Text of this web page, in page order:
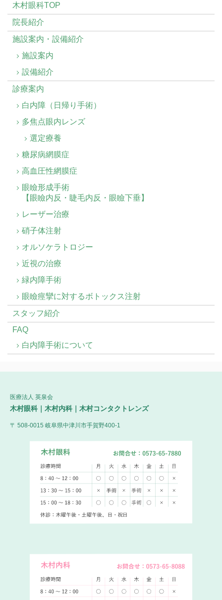
木村眼科TOP
院長紹介
施設案内・設備紹介
施設案内
設備紹介
診療案内
白内障（日帰り手術）
多焦点眼内レンズ
選定療養
糖尿病網膜症
高血圧性網膜症
眼瞼形成手術
【眼瞼内反・睫毛内反・眼瞼下垂】
レーザー治療
硝子体注射
オルソケラトロジー
近視の治療
緑内障手術
眼瞼痙攣に対するボトックス注射
スタッフ紹介
FAQ
白内障手術について
医療法人 英泉会
木村眼科｜木村内科｜木村コンタクトレンズ
〒 508-0015 岐阜県中津川市手賀野400-1